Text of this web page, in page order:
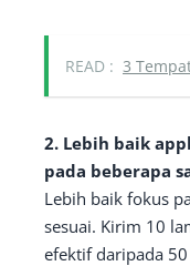
READ : 3
2. Lebih baik
pada beberapa
Lebih baik fokus
sesuai. Kirim 10
efektif daripada